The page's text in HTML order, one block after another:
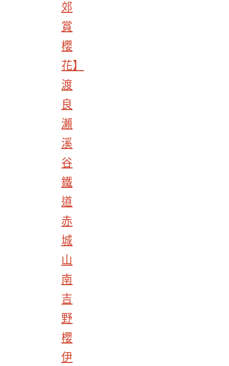
郊
賞
櫻
花】
渡
良
瀨
溪
谷
鐵
道
赤
城
山
南
吉
野
櫻
伊